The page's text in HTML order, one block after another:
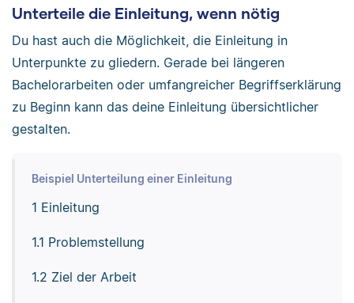
Unterteile die Einleitung, wenn nötig
Du hast auch die Möglichkeit, die Einleitung in
Unterpunkte zu gliedern. Gerade bei längeren
Bachelorarbeiten oder umfangreicher Begriffserklärung
zu Beginn kann das deine Einleitung übersichtlicher
gestalten.
Beispiel Unterteilung einer Einleitung
1 Einleitung
1.1 Problemstellung
1.2 Ziel der Arbeit